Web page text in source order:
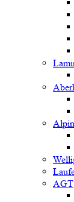
AGT